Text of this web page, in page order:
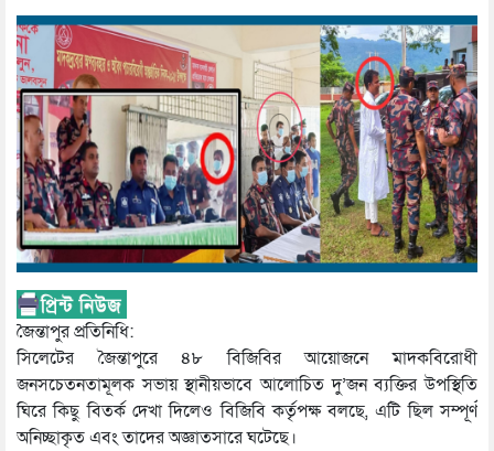
জৈন্তাপুর প্রতিনিধি:
সিলেটের জৈন্তাপুরে ৪৮ বিজিবির আয়োজনে মাদকবিরোধী
জনসচেতনতামূলক সভায় স্থানীয়ভাবে আলোচিত দু’জন ব্যক্তির উপস্থিতি
ঘিরে কিছু বিতর্ক দেখা দিলেও বিজিবি কর্তৃপক্ষ বলছে, এটি ছিল সম্পূর্ণ
অনিচ্ছাকৃত এবং তাদের অজ্ঞাতসারে ঘটেছে।